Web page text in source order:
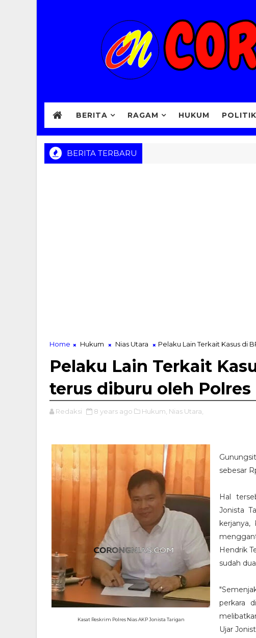
BERITA RAGAM HUKUM POLITIK
BERITA TERBARU
Home Hukum Nias Utara Pelaku Lain Terkait Kasus di
Pelaku Lain Terkait
terus diburu oleh Polres
Redaksi 8 years ago Hukum, Nias Utara,
Kasat Reskrim Polres Nias AKP Jonista Tarigan
sebesar
Hal
Jonista
kerjanya,
Hendrik
sudah
perkara
Ujar